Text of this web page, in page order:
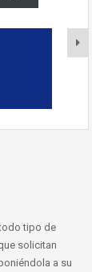
tipo de
solicitan
a su